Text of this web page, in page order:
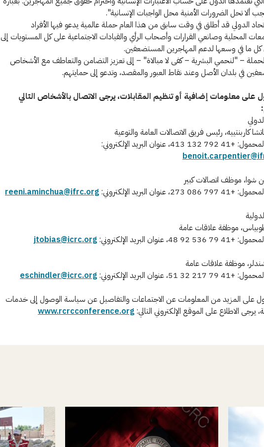
ألا تحل الضرورات الأمنية محل الواجبات الإنسانية".
الدولي قد أطلق في وقت سابق من هذا العام حملة عالمية يدعو فيها الأفراد
المحلية وصانعي القرارات وأصحاب الرأي والقيادات الاجتماعية على كل المستويات إلى
كل ما في وسعها لدعم المهاجرين المستضعفين.
– "لنحمي البشرية – كفى لا مبالاة" – إلى تعزيز التضامن والتعاطف مع الأشخاص
في بلدان الأصل وعند نقاط العبور والمقصد، وتدعو إلى حمايتهم.
على معلومات إضافية أو تنظيم المقابلات، يرجى الاتصال بالأشخاص التالي
كاربنتييه، رئيس فريق الاتصالات العامة والتوعية
413، عنوان البريد الإلكتروني:
شوا، موظف اتصالات كبير
273، عنوان البريد الإلكتروني:
reeni.aminchua@ifrc.org
موظفة علاقات عامة
92 48، عنوان البريد الإلكتروني:
jtobias@icrc.org
موظفة علاقات عامة
32 51، عنوان البريد الإلكتروني:
eschindler@icrc.org
على المزيد من المعلومات عن الاجتماعات والتفاصيل عن سياسة الوصول إلى خدمات
يرجى الاطلاع على الموقع الإلكتروني التالي: www.rcrcconference.org